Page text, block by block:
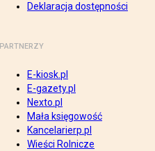
Deklaracja dostępności
PARTNERZY
E-kiosk.pl
E-gazety.pl
Nexto.pl
Mała księgowość
Kancelarierp.pl
Wieści Rolnicze